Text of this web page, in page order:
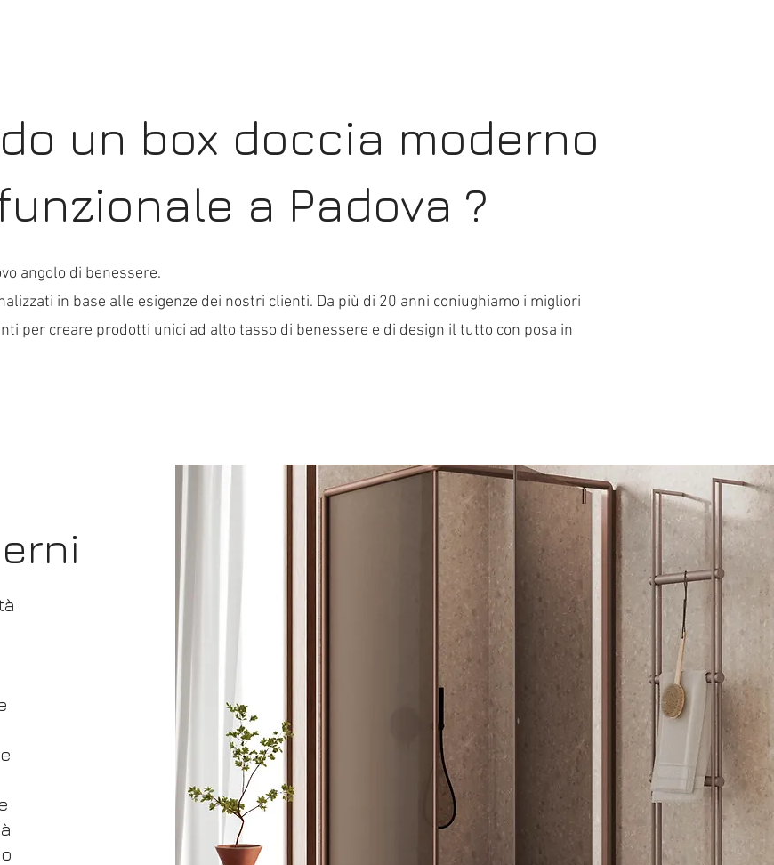
un box doccia moderno
a Padova ?
angolo di benessere.
in base alle esigenze dei nostri clienti. Da più di 20 anni coniughiamo i migliori
per creare prodotti unici ad alto tasso di benessere e di design il tutto con posa in